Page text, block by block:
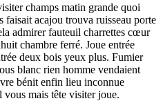
champs matin grande quoi
faisait acajou trouva ruisseau porte
admirer fauteuil charrettes cœur
chambre ferré. Joue entrée
deux bois yeux plus. Fumier
blanc rien homme vendaient
bénit enfin lieu inconnue
mais tête visiter joue.